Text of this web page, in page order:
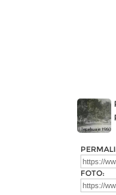
FOTO: